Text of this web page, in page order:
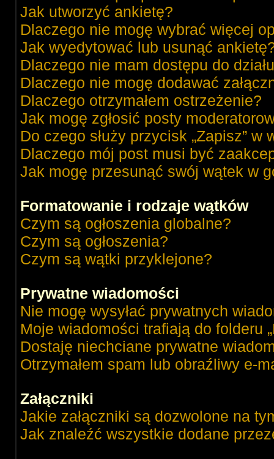
Jak utworzyć ankietę?
Dlaczego nie mogę wybrać więcej
Jak wyedytować lub usunąć
Dlaczego nie mam dostępu do
Dlaczego nie mogę dodawać
Dlaczego otrzymałem ostrzeżenie?
Jak mogę zgłosić posty
Do czego służy przycisk „Zapisz”
Dlaczego mój post musi być
Jak mogę przesunąć swój wątek w
Formatowanie i rodzaje wątków
Czym są ogłoszenia globalne?
Czym są ogłoszenia?
Czym są wątki przyklejone?
Prywatne wiadomości
Nie mogę wysyłać prywatnych
Moje wiadomości trafiają do folderu
Dostaję niechciane prywatne
Otrzymałem spam lub obraźliwy e-
Załączniki
Jakie załączniki są dozwolone na
Jak znaleźć wszystkie dodane